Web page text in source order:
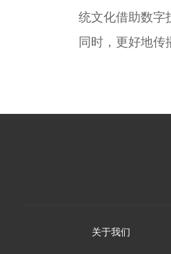
统文化借助数字
同时，更好地传
关于我们